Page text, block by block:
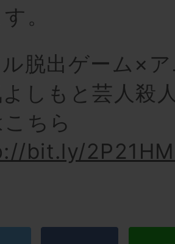
。
脱出ゲーム×
よしもと芸人殺
ちら
bit.ly/